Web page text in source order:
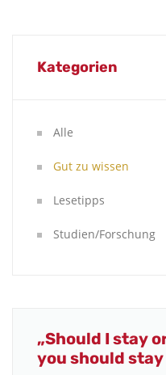
Kategorien
Alle
Gut zu wissen
Lesetipps
Studien/Forschung
„Should I stay
you should stay